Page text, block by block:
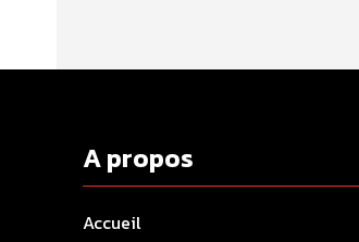
A propos
Accueil